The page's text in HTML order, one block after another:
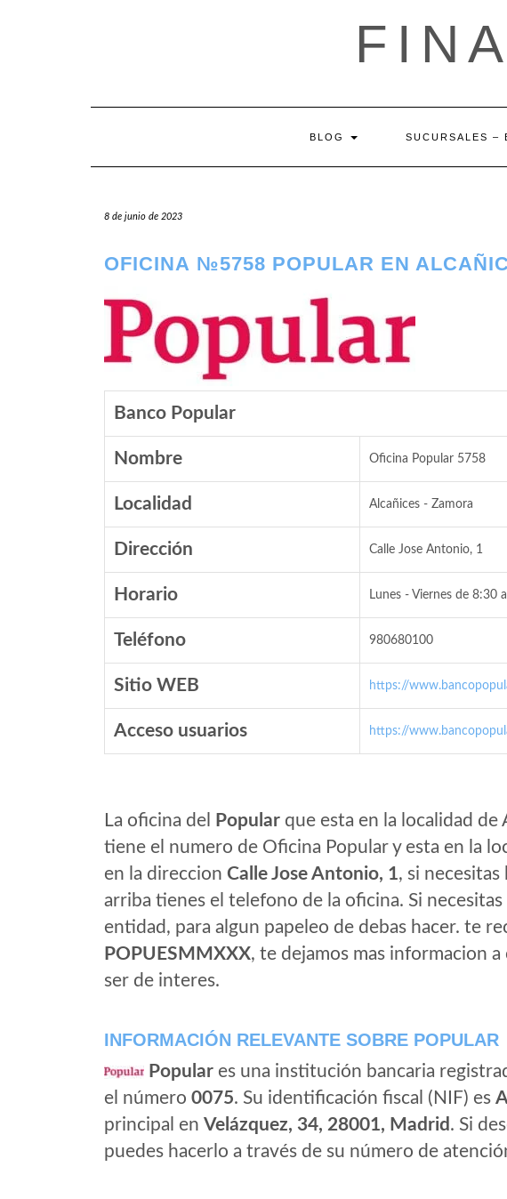
BLOG SUCURSALES –
8 de junio de 2023
OFICINA №5758 POPULAR EN
Banco Popular
Nombre Oficina Popular 5758
Localidad Alcañices - Zamora
Dirección Calle Jose Antonio, 1
Horario Lunes - Viernes de 8:30
Teléfono 980680100
Sitio WEB https://
Acceso usuarios https://
La oficina del Popular que esta en la localidad de
tiene el numero de Oficina Popular y esta en la
en la direccion Calle Jose Antonio, 1, si
arriba tienes el telefono de la oficina. Si
entidad, para algun papeleo de debas hacer. te
POPUESMMXXX, te dejamos mas informacion
ser de interes.
INFORMACIÓN RELEVANTE SOBRE POPULAR
Popular es una institución bancaria
el número 0075. Su identificación fiscal (NIF) es
principal en Velázquez, 34, 28001, Madrid . Si
puedes hacerlo a través de su número de